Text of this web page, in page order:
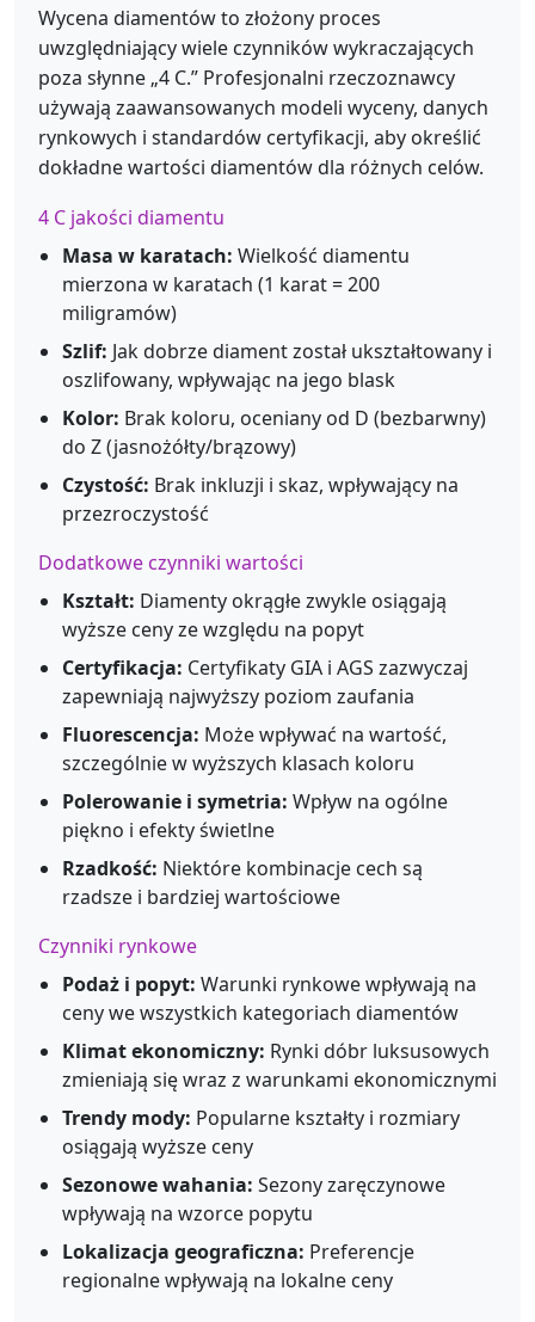
Wycena diamentów to złożony proces
uwzględniający wiele czynników wykraczających
poza słynne „4 C.” Profesjonalni rzeczoznawcy
używają zaawansowanych modeli wyceny, danych
rynkowych i standardów certyfikacji, aby określić
dokładne wartości diamentów dla różnych celów.
4 C jakości diamentu
Masa w karatach: Wielkość diamentu
mierzona w karatach (1 karat = 200
miligramów)
Szlif: Jak dobrze diament został ukształtowany i
oszlifowany, wpływając na jego blask
Kolor: Brak koloru, oceniany od D (bezbarwny)
do Z (jasnożółty/brązowy)
Czystość: Brak inkluzji i skaz, wpływający na
przezroczystość
Dodatkowe czynniki wartości
Kształt: Diamenty okrągłe zwykle osiągają
wyższe ceny ze względu na popyt
Certyfikacja: Certyfikaty GIA i AGS zazwyczaj
zapewniają najwyższy poziom zaufania
Fluorescencja: Może wpływać na wartość,
szczególnie w wyższych klasach koloru
Polerowanie i symetria: Wpływ na ogólne
piękno i efekty świetlne
Rzadkość: Niektóre kombinacje cech są
rzadsze i bardziej wartościowe
Czynniki rynkowe
Podaż i popyt: Warunki rynkowe wpływają na
ceny we wszystkich kategoriach diamentów
Klimat ekonomiczny: Rynki dóbr luksusowych
zmieniają się wraz z warunkami ekonomicznymi
Trendy mody: Popularne kształty i rozmiary
osiągają wyższe ceny
Sezonowe wahania: Sezony zaręczynowe
wpływają na wzorce popytu
Lokalizacja geograficzna: Preferencje
regionalne wpływają na lokalne ceny